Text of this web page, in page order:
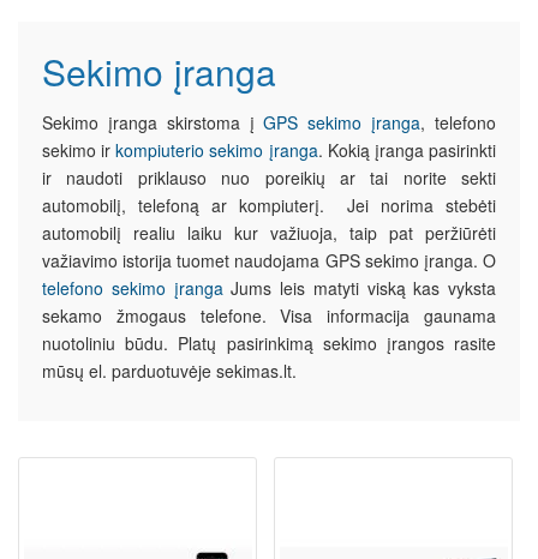
Sekimo įranga
Sekimo įranga skirstoma įGPS sekimo įranga, telefono
sekimo irkompiuterio sekimo įranga. Kokią įranga pasirinkti
ir naudoti priklauso nuo poreikių ar tai norite sekti
automobilį, telefoną ar kompiuterį. Jei norima stebėti
automobilį realiu laiku kur važiuoja, taip pat peržiūrėti
važiavimo istorija tuomet naudojama GPS sekimo įranga. O
telefono sekimo įrangaJums leis matyti viską kas vyksta
sekamo žmogaus telefone. Visa informacija gaunama
nuotoliniu būdu. Platų pasirinkimą sekimo įrangos rasite
mūsų el. parduotuvėje sekimas.lt.